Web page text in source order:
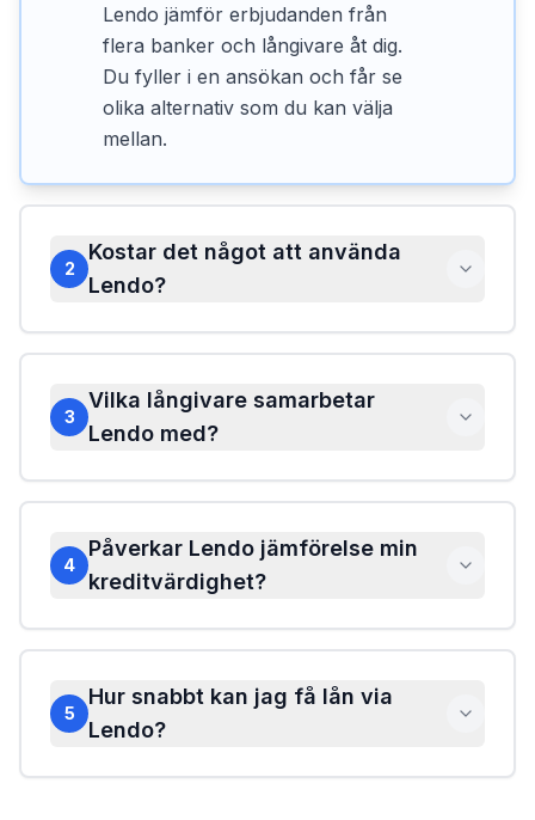
Lendo jämför erbjudanden från
flera banker och långivare åt dig.
Du fyller i en ansökan och får se
olika alternativ som du kan välja
mellan.
2
Kostar det något att använda
Lendo?
3
Vilka långivare samarbetar
Lendo med?
4
Påverkar Lendo jämförelse min
kreditvärdighet?
5
Hur snabbt kan jag få lån via
Lendo?